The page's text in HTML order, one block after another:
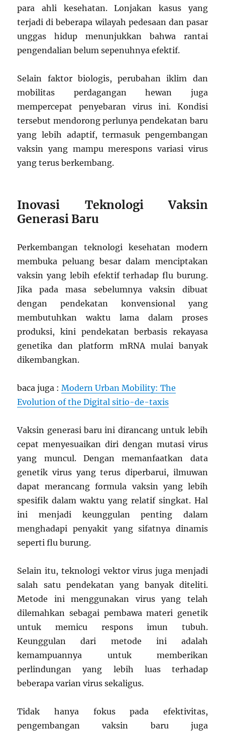
para ahli kesehatan. Lonjakan kasus yang
terjadi di beberapa wilayah pedesaan dan pasar
unggas hidup menunjukkan bahwa rantai
pengendalian belum sepenuhnya efektif.
Selain faktor biologis, perubahan iklim dan
mobilitas perdagangan hewan juga
mempercepat penyebaran virus ini. Kondisi
tersebut mendorong perlunya pendekatan baru
yang lebih adaptif, termasuk pengembangan
vaksin yang mampu merespons variasi virus
yang terus berkembang.
Inovasi Teknologi Vaksin
Generasi Baru
Perkembangan teknologi kesehatan modern
membuka peluang besar dalam menciptakan
vaksin yang lebih efektif terhadap flu burung.
Jika pada masa sebelumnya vaksin dibuat
dengan pendekatan konvensional yang
membutuhkan waktu lama dalam proses
produksi, kini pendekatan berbasis rekayasa
genetika dan platform mRNA mulai banyak
dikembangkan.
baca juga :Modern Urban Mobility: The
Evolution of the Digital sitio-de-taxis
Vaksin generasi baru ini dirancang untuk lebih
cepat menyesuaikan diri dengan mutasi virus
yang muncul. Dengan memanfaatkan data
genetik virus yang terus diperbarui, ilmuwan
dapat merancang formula vaksin yang lebih
spesifik dalam waktu yang relatif singkat. Hal
ini menjadi keunggulan penting dalam
menghadapi penyakit yang sifatnya dinamis
seperti flu burung.
Selain itu, teknologi vektor virus juga menjadi
salah satu pendekatan yang banyak diteliti.
Metode ini menggunakan virus yang telah
dilemahkan sebagai pembawa materi genetik
untuk memicu respons imun tubuh.
Keunggulan dari metode ini adalah
kemampuannya untuk memberikan
perlindungan yang lebih luas terhadap
beberapa varian virus sekaligus.
Tidak hanya fokus pada efektivitas,
pengembangan vaksin baru juga